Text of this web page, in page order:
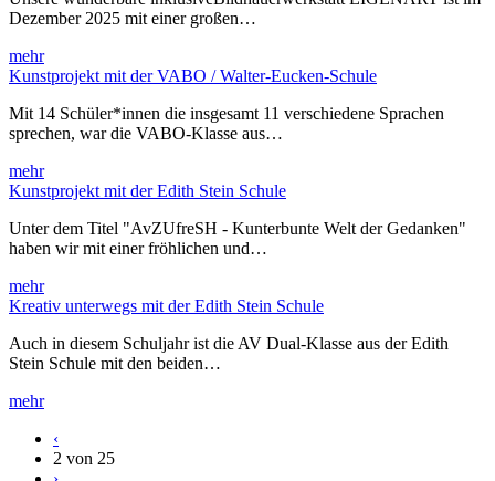
Dezember 2025 mit einer großen…
mehr
Kunstprojekt mit der VABO / Walter-Eucken-Schule
Mit 14 Schüler*innen die insgesamt 11 verschiedene Sprachen
sprechen, war die VABO-Klasse aus…
mehr
Kunstprojekt mit der Edith Stein Schule
Unter dem Titel "AvZUfreSH - Kunterbunte Welt der Gedanken"
haben wir mit einer fröhlichen und…
mehr
Kreativ unterwegs mit der Edith Stein Schule
Auch in diesem Schuljahr ist die AV Dual-Klasse aus der Edith
Stein Schule mit den beiden…
mehr
‹
2 von 25